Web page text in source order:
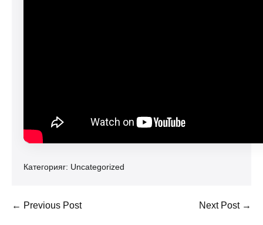
Категорияr: Uncategorized
Post
← Previous Post Next Post →